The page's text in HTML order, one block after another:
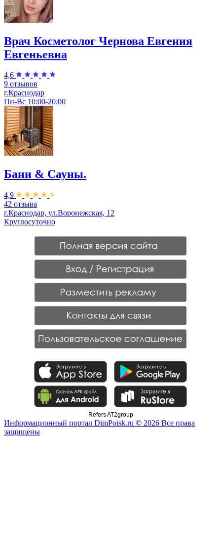
Врач Косметолог Чернова Евгения
Евгеньевна
4,6
9 отзывов
г.Краснодар
Пн-Вс 10:00-20:00
Бани & Сауны.
4,9
42 отзыва
г.Краснодар, ул.Воронежская, 12
Круглосуточно
Refers AT2group
Информационный портал DimPoisk.ru © 2026 Все права
защищены